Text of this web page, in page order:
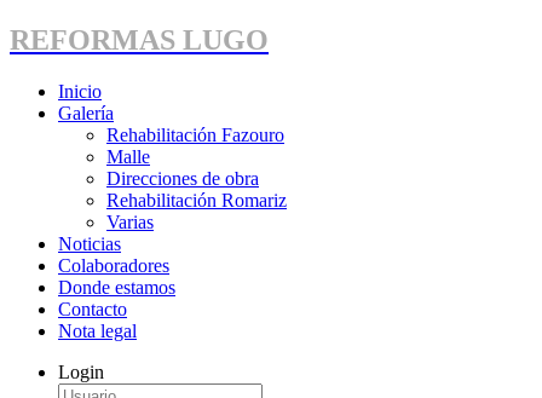
REFORMAS LUGO
Inicio
Galería
Rehabilitación Fazouro
Malle
Direcciones de obra
Rehabilitación Romariz
Varias
Noticias
Colaboradores
Donde estamos
Contacto
Nota legal
Login